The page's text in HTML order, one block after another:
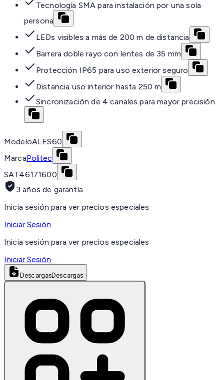
Tecnología SMA para instalación por una sola
persona
LEDs visibles a más de 200 m de distancia
Barrera doble rayo con lentes de 35 mm
Protección IP65 para uso exterior seguro
Distancia uso interior hasta 250 m
Sincronización de 4 canales para mayor precisión
ModeloALES60
MarcaPolitec
SAT46171600
3 años de garantía
Inicia sesión para ver precios especiales
Iniciar Sesión
Inicia sesión para ver precios especiales
Iniciar Sesión
DescargasDescargas